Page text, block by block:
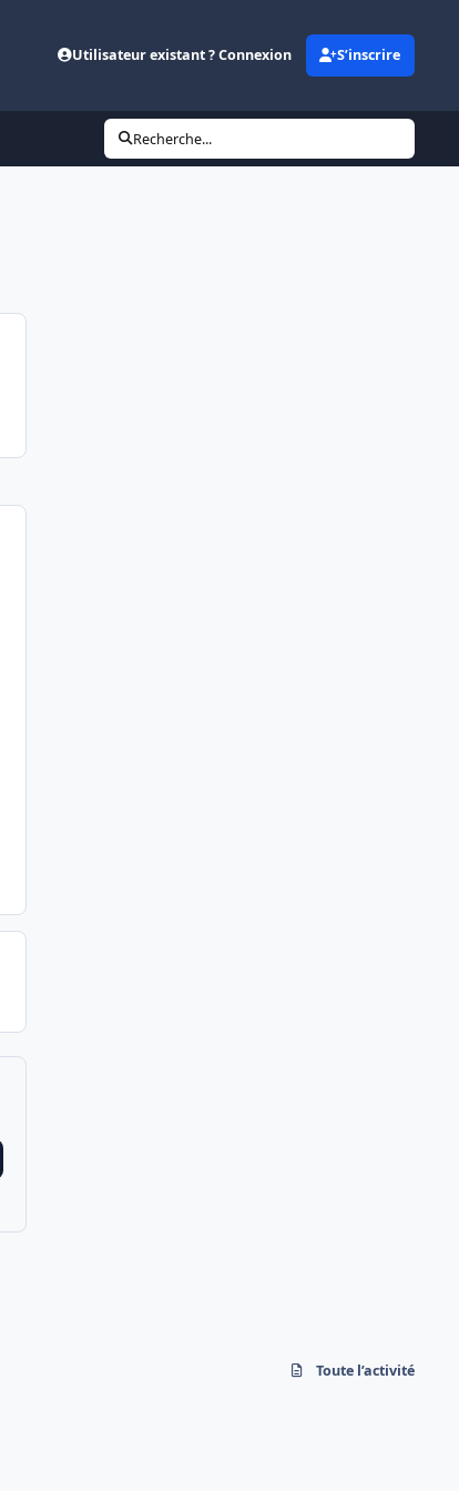
Utilisateur existant ? Connexion S’inscrire
Recherche...
Toute l’activité